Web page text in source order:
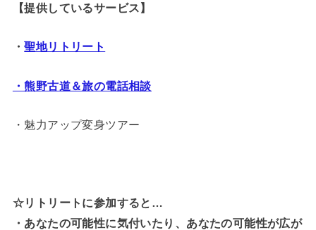
【提供しているサービス】
・聖地リトリート
・熊野古道＆旅の電話相談
・魅力アップ変身ツアー
☆リトリートに参加すると…
・ あなたの可能性に気付いたり、あなたの可能性が広が